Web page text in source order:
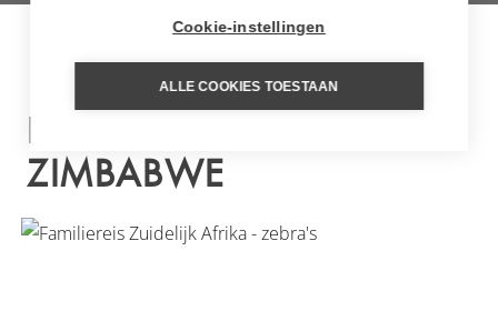
INSPIRATIE REIZEN VOOR
ZIMBABWE
Cookie-instellingen
ALLE COOKIES TOESTAAN